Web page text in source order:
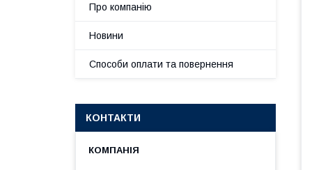
Про компанію
Новини
Способи оплати та повернення
КОНТАКТИ